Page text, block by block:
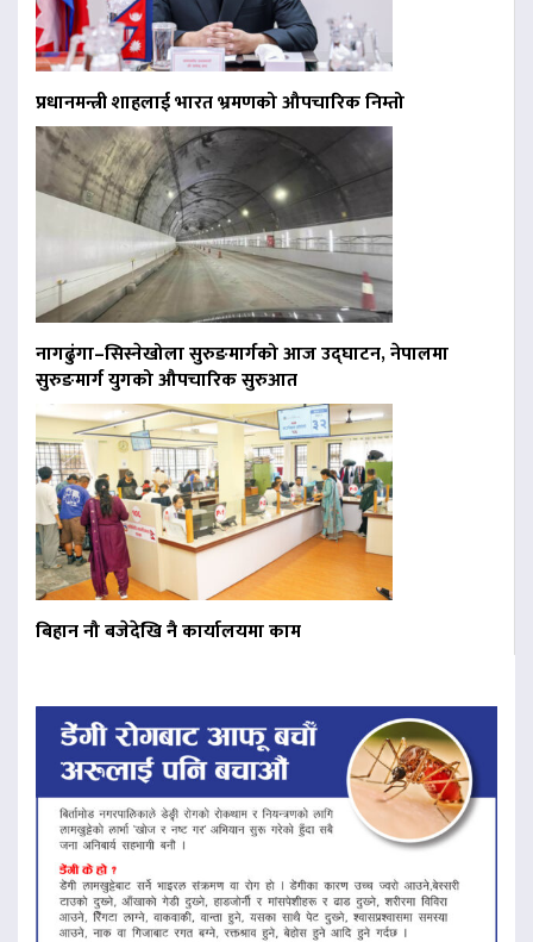
प्रधानमन्त्री शाहलाई भारत भ्रमणको औपचारिक निम्तो
नागढुंगा–सिस्नेखोला सुरुङमार्गको आज उद्घाटन, नेपालमा
सुरुङमार्ग युगको औपचारिक सुरुआत
बिहान नौ बजेदेखि नै कार्यालयमा काम